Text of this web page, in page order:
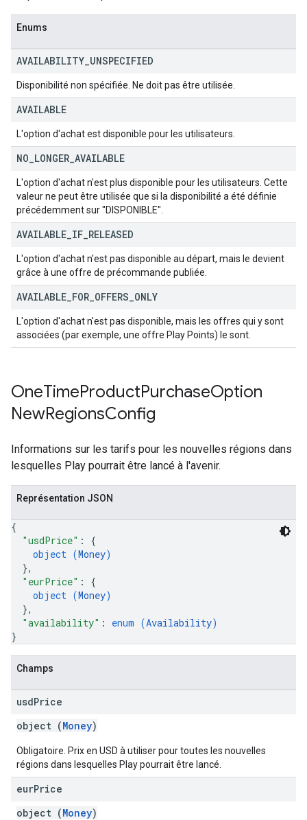
Enums
AVAILABILITY UNSPECIFIED
Disponibilité non spécifiée. Ne doit pas être utilisée.
AVAILABLE
L'option d'achat est disponible pour les utilisateurs.
NO LONGER AVAILABLE
L'option d'achat n'est plus disponible pour les utilisateurs. Cette
valeur ne peut être utilisée que si la disponibilité a été définie
précédemment sur "DISPONIBLE".
AVAILABLE IF RELEASED
L'option d'achat n'est pas disponible au départ, mais le devient
grâce à une offre de précommande publiée.
AVAILABLE FOR OFFERS ONLY
L'option d'achat n'est pas disponible, mais les offres qui y sont
associées (par exemple, une offre Play Points) le sont.
OneTimeProductPurchaseOption
NewRegionsConfig
Informations sur les tarifs pour les nouvelles régions dans
lesquelles Play pourrait être lancé à l'avenir.
Représentation JSON
{
"usdPrice" : {
object (Money)
},
"eurPrice" : {
object (Money)
},
"availability" : enum (Availability)
}
Champs
usdPrice
object (Money)
Obligatoire. Prix en USD à utiliser pour toutes les nouvelles
régions dans lesquelles Play pourrait être lancé.
eurPrice
object (Money)